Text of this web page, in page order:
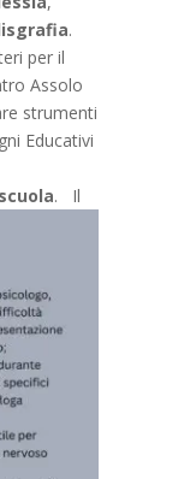
.
per il
Assolo
strumenti
Educativi
. Il